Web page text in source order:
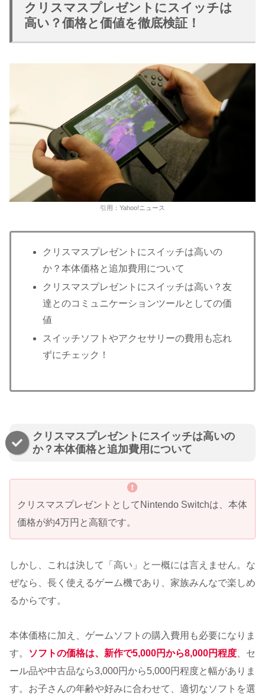
クリスマスプレゼントにスイッチは
高い？価格と価値を徹底検証！
引用：Yahoo!ニュース
クリスマスプレゼントにスイッチは高いの
か？本体価格と追加費用について
クリスマスプレゼントにスイッチは高い？友
達とのコミュニケーションツールとしての価
値
スイッチソフトやアクセサリーの費用も忘れ
ずにチェック！
クリスマスプレゼントにスイッチは高いの
か？本体価格と追加費用について
クリスマスプレゼントとしてNintendo Switchは、本体
価格が約4万円と高額です。
しかし、これは決して「高い」と一概には言えません。な
ぜなら、長く使えるゲーム機であり、家族みんなで楽しめ
るからです。
本体価格に加え、ゲームソフトの購入費用も必要になりま
す。
ソフトの価格は、新作で5,000円から8,000円程度 、セ
ール品や中古品なら3,000円から5,000円程度と幅がありま
す。お子さんの年齢や好みに合わせて、適切なソフトを選